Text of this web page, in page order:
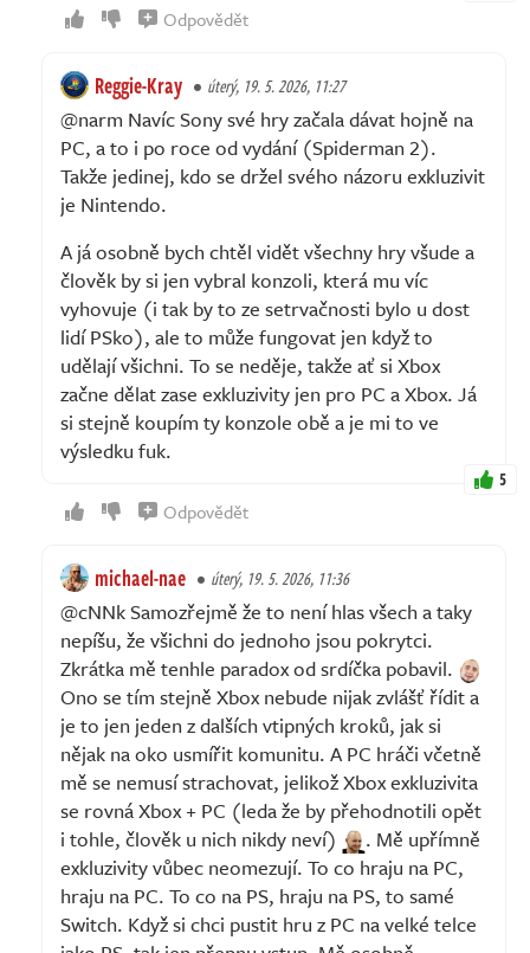
Odpovědět
Reggie-Kray úterý, 19. 5. 2026, 11:27
@narm Navíc Sony své hry začala dávat hojně na
PC, a to i po roce od vydání (Spiderman 2).
Takže jedinej, kdo se držel svého názoru exkluzivit
je Nintendo.
A já osobně bych chtěl vidět všechny hry všude a
člověk by si jen vybral konzoli, která mu víc
vyhovuje (i tak by to ze setrvačnosti bylo u dost
lidí PSko), ale to může fungovat jen když to
udělají všichni. To se neděje, takže ať si Xbox
začne dělat zase exkluzivity jen pro PC a Xbox. Já
si stejně koupím ty konzole obě a je mi to ve
výsledku fuk.
5
Odpovědět
michael-nae úterý, 19. 5. 2026, 11:36
@cNNk Samozřejmě že to není hlas všech a taky
nepíšu, že všichni do jednoho jsou pokrytci.
Zkrátka mě tenhle paradox od srdíčka pobavil.
Ono se tím stejně Xbox nebude nijak zvlášť řídit a
je to jen jeden z dalších vtipných kroků, jak si
nějak na oko usmířit komunitu. A PC hráči včetně
mě se nemusí strachovat, jelikož Xbox exkluzivita
se rovná Xbox + PC (leda že by přehodnotili opět
i tohle, člověk u nich nikdy neví)
. Mě upřímně
exkluzivity vůbec neomezují. To co hraju na PC,
hraju na PC. To co na PS, hraju na PS, to samé
Switch. Když si chci pustit hru z PC na velké telce